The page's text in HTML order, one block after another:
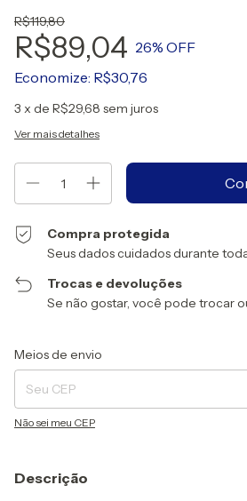
R$119,80
R$89,04 26% OFF
Economize: R$30,76
3 x de R$29,68 sem juros
Ver mais detalhes
Compra protegida
Seus dados cuidados durante
Trocas e devoluções
Se não gostar, você pode trocar
Entregas para o CEP:
Meios de envio
Não sei meu CEP
Descrição